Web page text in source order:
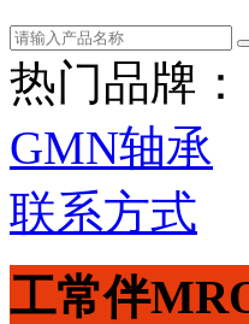
热门品牌：
GMN轴承
联系方式
工常伴